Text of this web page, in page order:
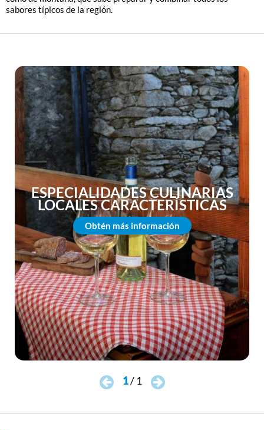
ayuda
la
navegación
sabores típicos de la región.
ESPECIALIDADES CULINARIAS
LOCALES CARACTERÍSTICAS
Obtén más información
1/ 1